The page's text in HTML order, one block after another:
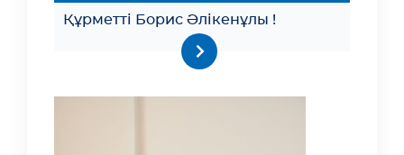
Құрметті Борис Әлікенұлы !